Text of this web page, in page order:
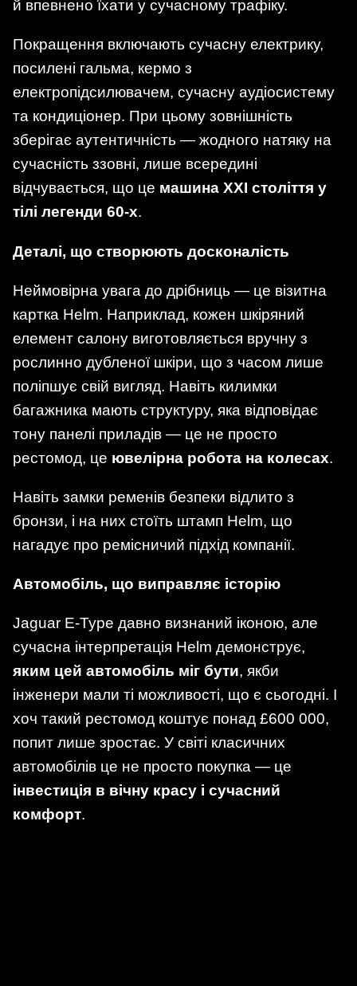
й впевнено їхати у сучасному трафіку.
Покращення включають сучасну електрику,
посилені гальма, кермо з
електропідсилювачем, сучасну аудіосистему
та кондиціонер. При цьому зовнішність
зберігає аутентичність — жодного натяку на
сучасність ззовні, лише всередині
відчувається, що це машина XXI століття у
тілі легенди 60-х.
Деталі, що створюють досконалість
Неймовірна увага до дрібниць — це візитна
картка Helm. Наприклад, кожен шкіряний
елемент салону виготовляється вручну з
рослинно дубленої шкіри, що з часом лише
поліпшує свій вигляд. Навіть килимки
багажника мають структуру, яка відповідає
тону панелі приладів — це не просто
рестомод, це ювелірна робота на колесах.
Навіть замки ременів безпеки відлито з
бронзи, і на них стоїть штамп Helm, що
нагадує про ремісничий підхід компанії.
Автомобіль, що виправляє історію
Jaguar E-Type давно визнаний іконою, але
сучасна інтерпретація Helm демонструє,
яким цей автомобіль міг бути, якби
інженери мали ті можливості, що є сьогодні. І
хоч такий рестомод коштує понад £600 000,
попит лише зростає. У світі класичних
автомобілів це не просто покупка — це
інвестиція в вічну красу і сучасний
комфорт.